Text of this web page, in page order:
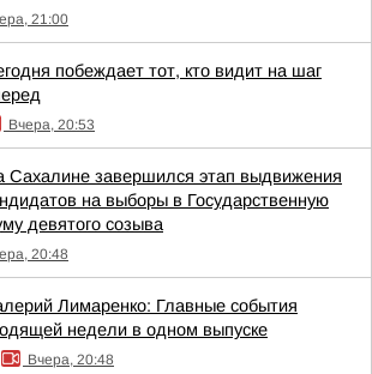
21:00
побеждает тот, кто видит на шаг
Вчера, 20:53
Сахалине завершился этап выдвижения
на выборы в Государственную
девятого созыва
20:48
Лимаренко: Главные события
недели в одном выпуске
Вчера, 20:48